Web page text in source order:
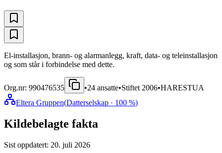
El-installasjon, brann- og alarmanlegg, kraft, data- og teleinstallasjon
og som står i forbindelse med dette.
Org.nr: 990476535 •24 ansatte•Stiftet 2006•HARESTUA
Eltera Gruppen(Datterselskap · 100 %)
Kildebelagte fakta
Sist oppdatert: 20. juli 2026